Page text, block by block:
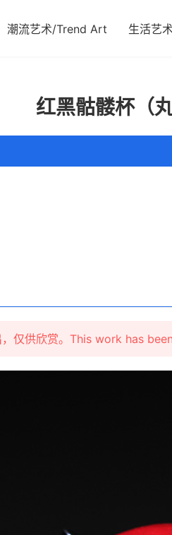
潮流艺术/Trend Art 生活艺
红黑骷髅杯（
，仅供欣赏。This work has